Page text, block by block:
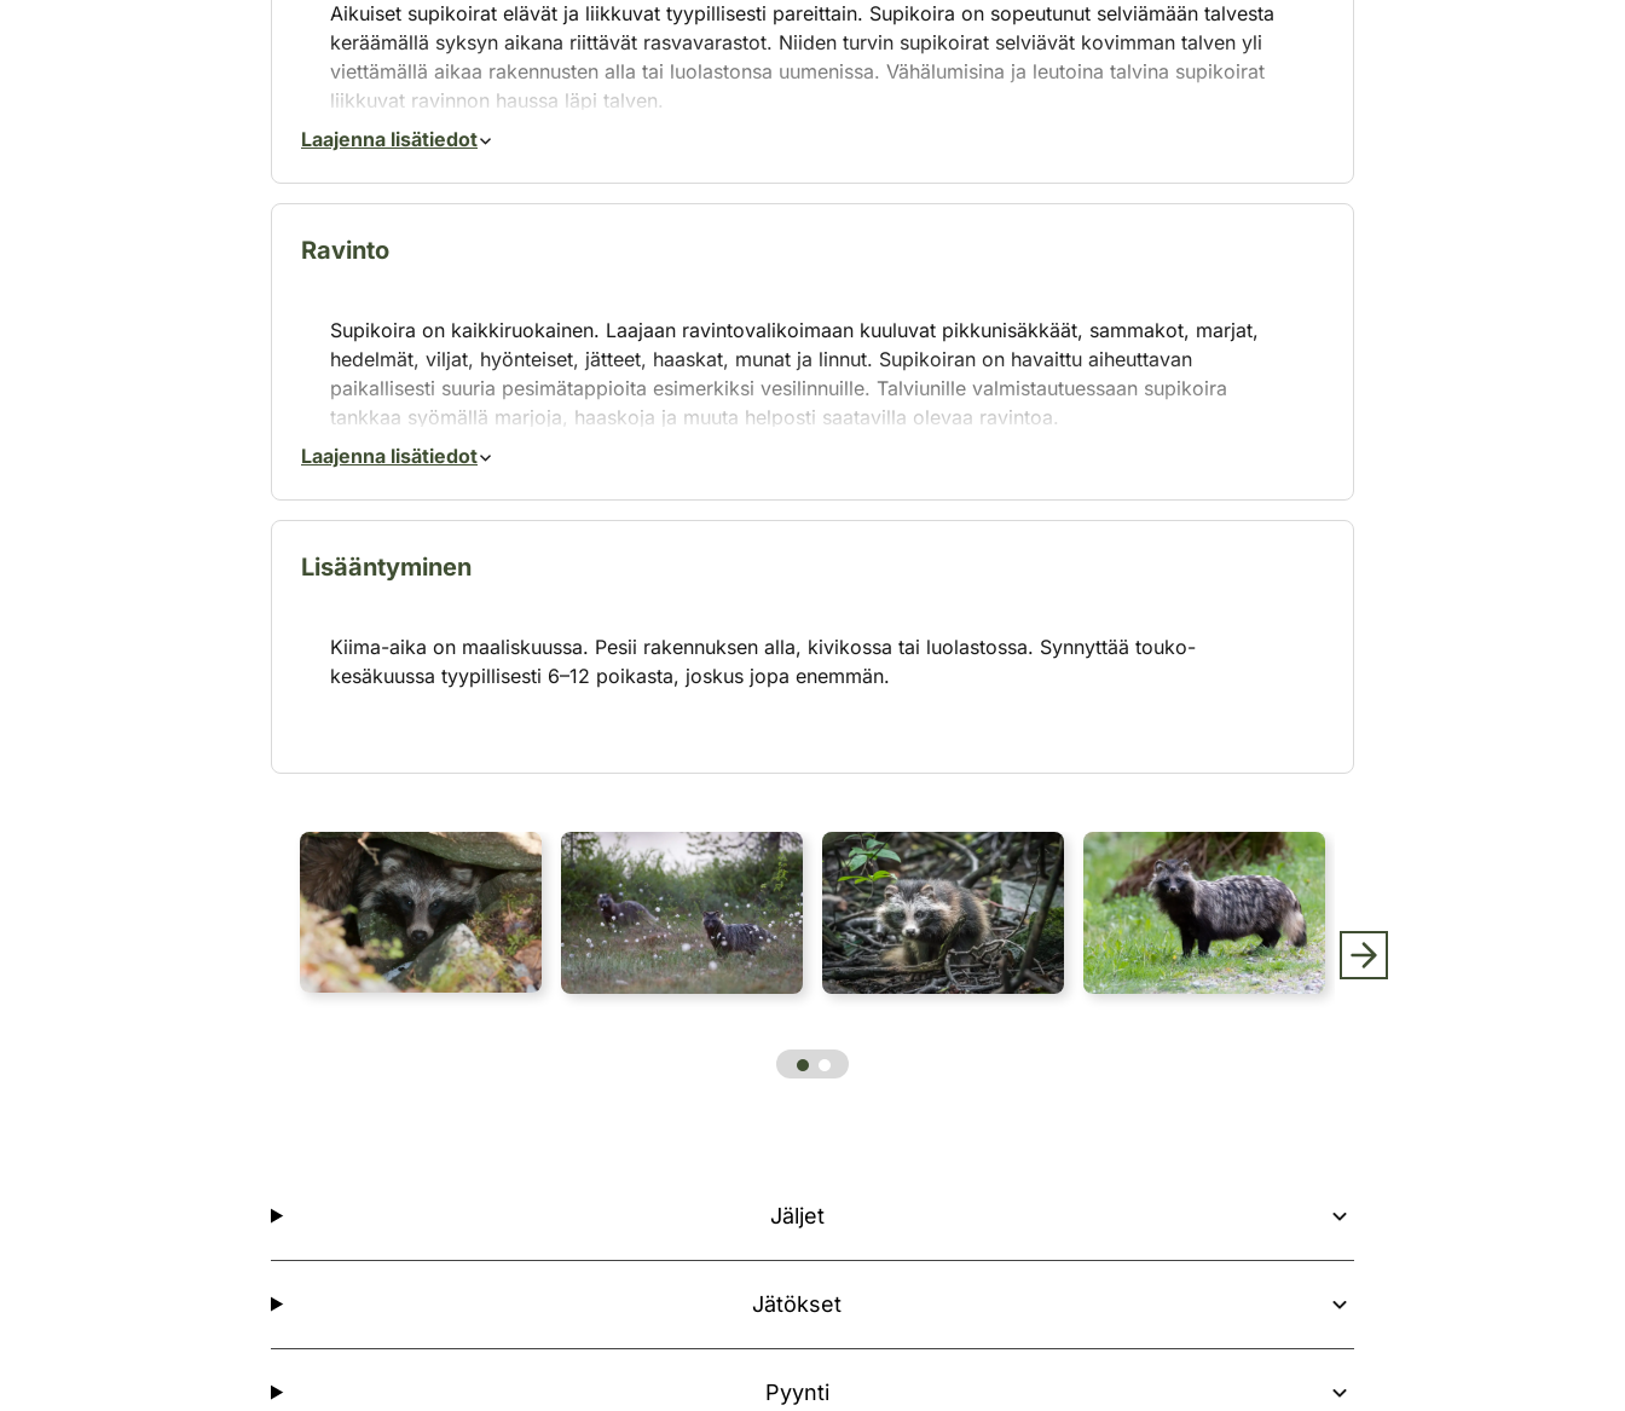
Aikuiset supikoirat elävät ja liikkuvat tyypillisesti pareittain. Supikoira on sopeutunut selviämään talvesta
keräämällä syksyn aikana riittävät rasvavarastot. Niiden turvin supikoirat selviävät kovimman talven yli
viettämällä aikaa rakennusten alla tai luolastonsa uumenissa. Vähälumisina ja leutoina talvina supikoirat
liikkuvat ravinnon haussa läpi talven.
Laajenna lisätiedot
Ravinto
Supikoira on kaikkiruokainen. Laajaan ravintovalikoimaan kuuluvat pikkunisäkkäät, sammakot, marjat,
hedelmät, viljat, hyönteiset, jätteet, haaskat, munat ja linnut. Supikoiran on havaittu aiheuttavan
paikallisesti suuria pesimätappioita esimerkiksi vesilinnuille. Talviunille valmistautuessaan supikoira
tankkaa syömällä marjoja, haaskoja ja muuta helposti saatavilla olevaa ravintoa.
Laajenna lisätiedot
Lisääntyminen
Kiima-aika on maaliskuussa. Pesii rakennuksen alla, kivikossa tai luolastossa. Synnyttää touko-
kesäkuussa tyypillisesti 6–12 poikasta, joskus jopa enemmän.
Jäljet
Jätökset
Pyynti